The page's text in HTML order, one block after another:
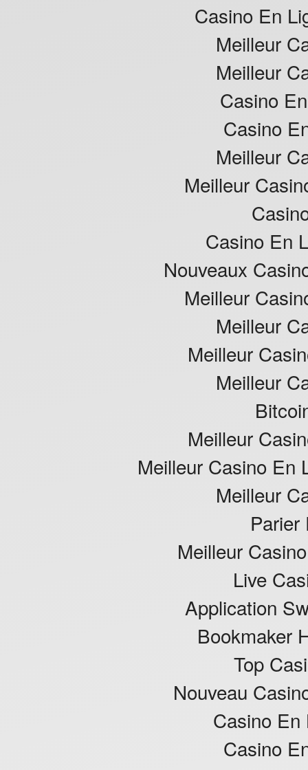
Casino En
Meilleur
Meilleur
Casino
Casino
Meilleur
Meilleur
Casino En
Nouveaux
Meilleur
Meilleur
Meilleur
Meilleur
Meilleur
Meilleur Casino En
Meilleur
Parier
Meilleur
Live
Application
Bookmaker
Top
Nouveau
Casino En
Casino